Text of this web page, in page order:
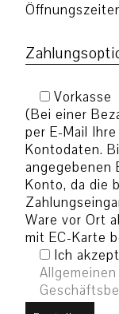
Vorkasse
(Bei einer
per E-Mail
Kontodaten.
angegebenen
Konto, da die
Ware vor Ort
mit EC-Karte
Ich
Allgemeinen